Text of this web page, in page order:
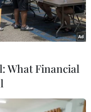
What Financial